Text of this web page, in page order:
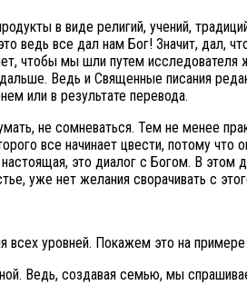
в виде религий, учений,
ведь все дал нам Бог! Значит, дал,
чтобы мы шли путем
Ведь и Священные писания
или в результате перевода.
не сомневаться. Тем не менее
все начинает цвести, потому
это диалог с Богом. В
уже нет желания сворачивать с
всех уровней. Покажем это на
Ведь, создавая семью, мы